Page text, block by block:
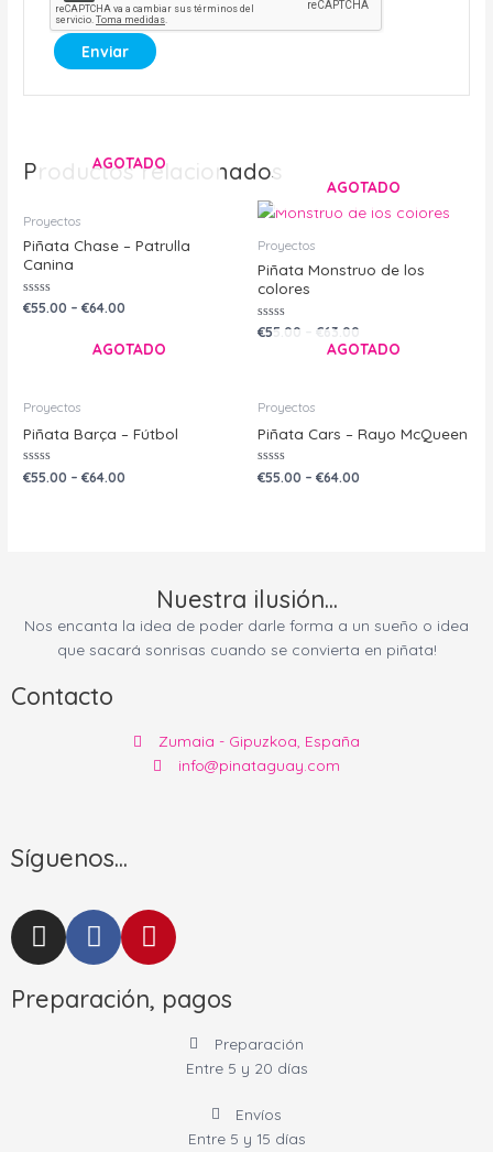
Productos relacionados
AGOTADO
Proyectos
Piñata Chase – Patrulla
Canina
Valorado
€55.00 –€64.00
AGOTADO
Proyectos
Piñata Monstruo de los
colores
Valorado
€55.00 €63.00
AGOTADO
Proyectos
Piñata Barça – Fútbol
Valorado
con
€55.00 –€64.00
AGOTADO
Proyectos
Piñata Cars – Rayo McQueen
Valorado
con
€55.00 – €64.00
Nuestra ilusión...
Nos encanta la idea de poder darle forma a un sueño o idea
que sacará sonrisas cuando se convierta en piñata!
Contacto
Zumaia - Gipuzkoa, España
info@pinataguay.com
Síguenos...
I
n
t
F
a
e
P
i
t
Preparación, pagos
Preparación
Entre 5 y 20 días
Envíos
Entre 5 y 15 días